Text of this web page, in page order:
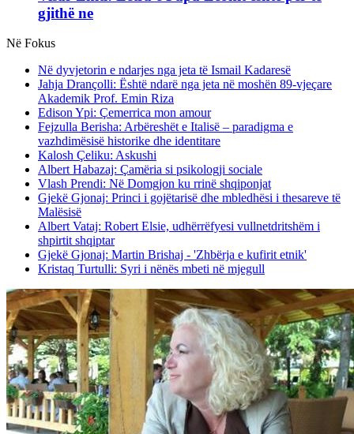
gjithë ne
Në Fokus
Në dyvjetorin e ndarjes nga jeta të Ismail Kadaresë
Jahja Drançolli: Është ndarë nga jeta në moshën 89-vjeçare
Akademik Prof. Emin Riza
Edison Ypi: Çemerrica mon amour
Fejzulla Berisha: Arbëreshët e Italisë – paradigma e
vazhdimësisë historike dhe identitare
Kalosh Çeliku: Askushi
Albert Habazaj: Çamëria si psikologji sociale
Vlash Prendi: Në Domgjon ku rrinë shqiponjat
Gjekë Gjonaj: Princi i gojëtarisë dhe mbledhësi i thesareve të
Malësisë
Albert Vataj: Robert Elsie, udhërrëfyesi vullnetdritshëm i
shpirtit shqiptar
Gjekë Gjonaj: Martin Brishaj - 'Zhbërja e kufirit etnik'
Kristaq Turtulli: Syri i nënës mbeti në mjegull